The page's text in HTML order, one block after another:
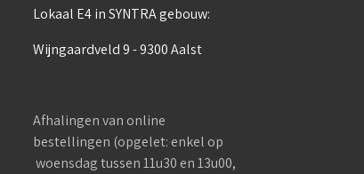
Lokaal E4 in SYNTRA gebouw:
Wijngaardveld 9 - 9300 Aalst
Afhalingen van online
bestellingen (opgelet: enkel op
woensdag tussen 11u30 en 13u00,